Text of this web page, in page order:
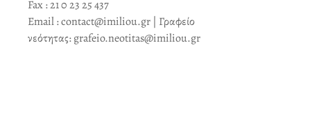
Fax : 21 0 23 25 437
Email : contact@imiliou.gr | Γραφείο
νεότητας: grafeio.neotitas@imiliou.gr